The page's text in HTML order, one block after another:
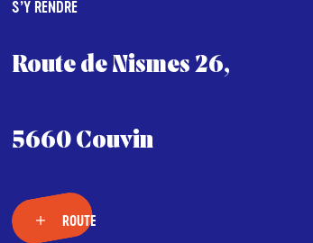
S’Y RENDRE
Route de Nismes 26,
5660 Couvin
ROUTE